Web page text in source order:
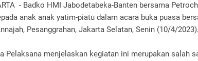
- Badko HMI Jabodetabeka-Banten bersama
anak anak yatim-piatu dalam acara buka puasa
Pesanggrahan, Jakarta Selatan, Senin (10/4/2023).
Pelaksana menjelaskan kegiatan ini merupakan salah